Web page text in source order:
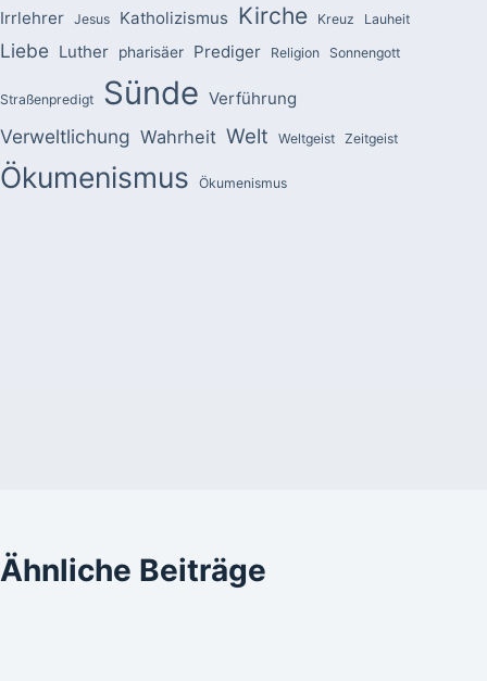
Irrlehrer Jesus Katholizismus Kirche Kreuz Lauheit
Liebe Luther pharisäer Prediger Religion Sonnengott
Straßenpredigt Sünde Verführung
Verweltlichung Wahrheit Welt Weltgeist Zeitgeist
Ökumenismus Ökumenismus
Ähnliche Beiträge